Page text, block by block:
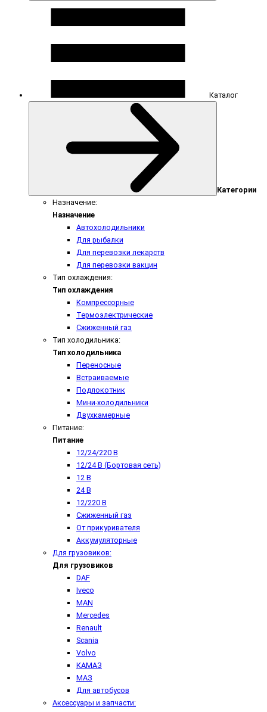
Каталог
Категории
Назначение:
Назначение
Автохолодильники
Для рыбалки
Для перевозки лекарств
Для перевозки вакцин
Тип охлаждения:
Тип охлаждения
Компрессорные
Термоэлектрические
Сжиженный газ
Тип холодильника:
Тип холодильника
Переносные
Встраиваемые
Подлокотник
Мини-холодильники
Двухкамерные
Питание:
Питание
12/24/220 В
12/24 В (Бортовая сеть)
12 В
24 В
12/220 В
Сжиженный газ
От прикуривателя
Аккумуляторные
Для грузовиков:
Для грузовиков
DAF
Iveco
MAN
Mercedes
Renault
Scania
Volvo
КАМАЗ
МАЗ
Для автобусов
Аксессуары и запчасти: